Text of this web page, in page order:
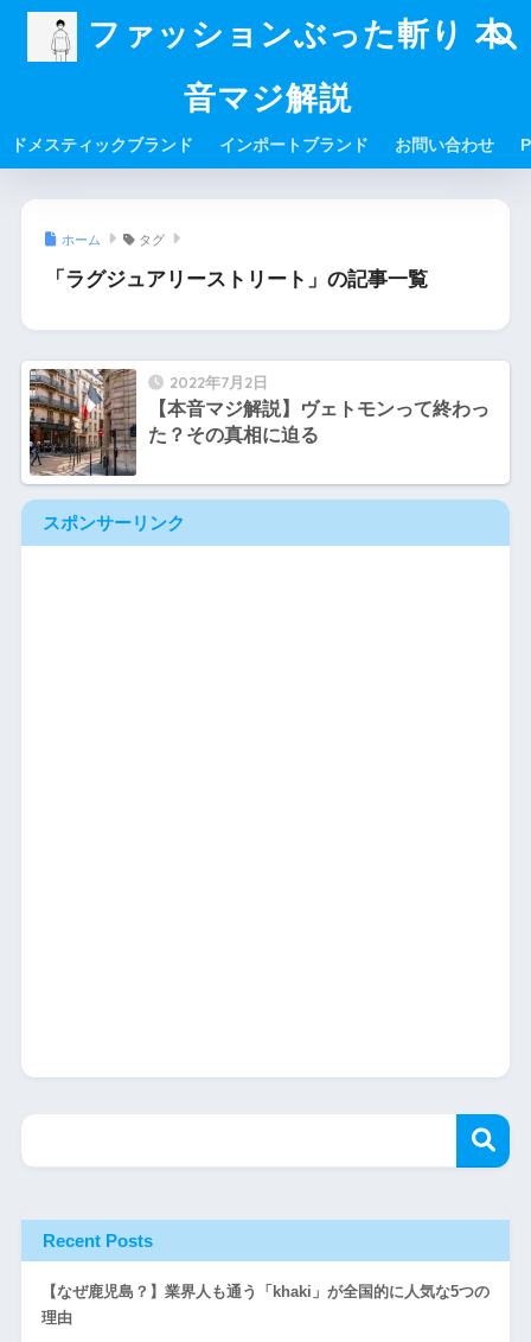
ファッションぶった斬り 本
音マジ解説
ドメスティックブランド インポートブランド お問い合わせ
ホーム タグ
「ラグジュアリーストリート」の記事一覧
2022年7月2日
【本音マジ解説】ヴェトモンって終わっ
た？その真相に迫る
スポンサーリンク
Recent Posts
【なぜ鹿児島？】業界人も通う「khaki」が全国的に人気な5つの
理由